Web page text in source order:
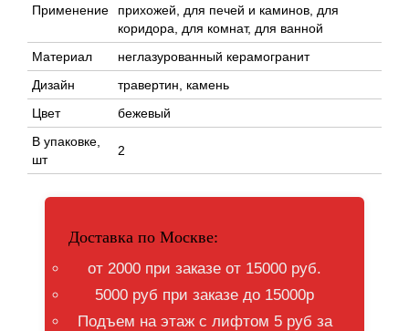
Применение
прихожей, для печей и каминов, для
коридора, для комнат, для ванной
Материал
неглазурованный керамогранит
Дизайн
травертин, камень
Цвет
бежевый
В упаковке,
шт
2
Доставка по Москве:
от 2000 при заказе от 15000 руб.
5000 руб при заказе до 15000р
Подъем на этаж с лифтом 5 руб за